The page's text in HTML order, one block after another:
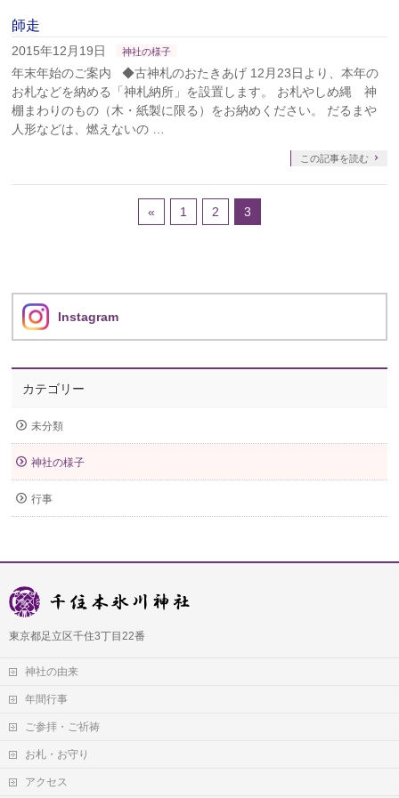
師走
2015年12月19日 神社の様子
年末年始のご案内 ◆古神札のおたきあげ 12月23日より、本年の
お札などを納める「神札納所」を設置します。 お札やしめ縄 神
棚まわりのもの（木・紙製に限る）をお納めください。 だるまや
人形などは、燃えないの …
この記事を読む
« 1 2 3
Instagram
カテゴリー
未分類
神社の様子
行事
東京都足立区千住3丁目22番
神社の由来
年間行事
ご参拝・ご祈祷
お札・お守り
アクセス